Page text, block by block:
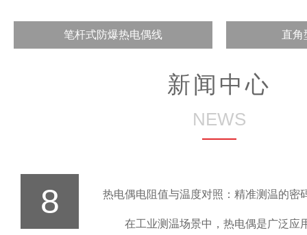
笔杆式防爆热电偶线 直角
新闻中心
NEWS
8 热电偶电阻值与温度对照：精准测温的密
在工业测温场景中，热电偶是广泛应